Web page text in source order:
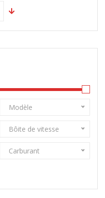
Modèle
Bôite de vitesse
Carburant